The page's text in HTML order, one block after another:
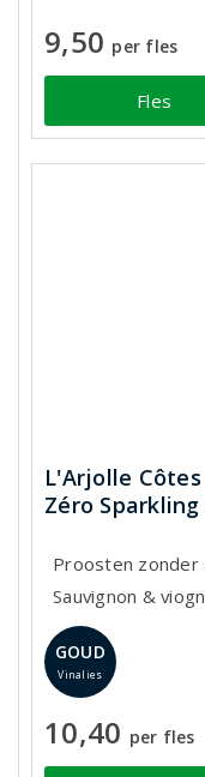
9,50 per fles
Fles
L'Arjolle
Zéro
Proosten zonder
Sauvignon &
GOUD
Vinalies
10,40 per fles